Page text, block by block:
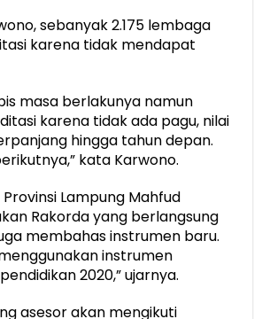
sebanyak 2.175 lembaga
karena tidak mendapat
masa berlakunya namun
karena tidak ada pagu, nilai
hingga tahun depan.
kata Karwono.
Lampung Mahfud
Rakorda yang berlangsung
membahas instrumen baru.
instrumen
2020,” ujarnya.
asesor akan mengikuti